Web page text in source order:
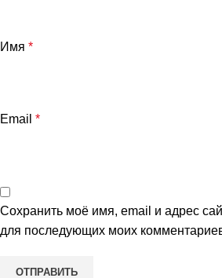
Имя *
Email *
Сохранить моё имя, email и адрес
для последующих моих